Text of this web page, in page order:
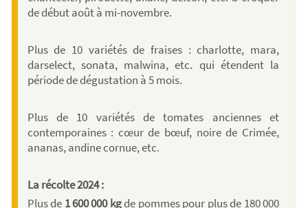
de début août à mi-novembre.
Plus de 10 variétés de fraises : charlotte, mara,
darselect, sonata, malwina, etc. qui étendent la
période de dégustation à 5 mois.
Plus de 10 variétés de tomates anciennes et
contemporaines : cœur de bœuf, noire de Crimée,
ananas, andine cornue, etc.
La récolte 2024 :
Plus de 1 600 000 kgde pommes pour plus de 180 000